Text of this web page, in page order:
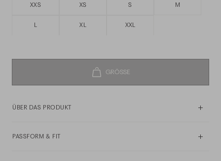
XXS XS S M
L XL XXL
ÜBER DAS PRODUKT
PASSFORM & FIT